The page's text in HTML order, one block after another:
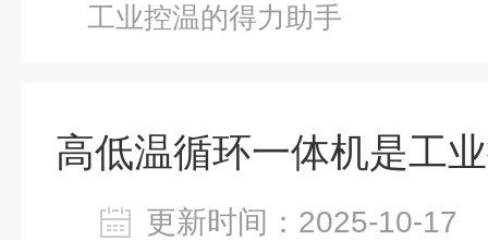
工业控温的得力助手
高低温循环一体机是工
更新时间：2025-10-